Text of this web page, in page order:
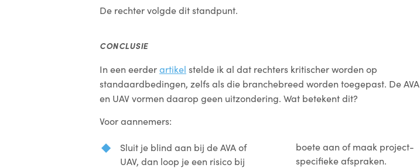
De rechter volgde dit standpunt.
CONCLUSIE
In een eerderartikel stelde ik al dat rechters kritischer worden op
standaardbedingen, zelfs als die branchebreed worden toegepast. De AVA
en UAV vormen daarop geen uitzondering. Wat betekent dit?
Voor aannemers:
Sluit je blind aan bij de AVA of
UAV, dan loop je een risico bij
boete aan of maak project-
specifieke afspraken.